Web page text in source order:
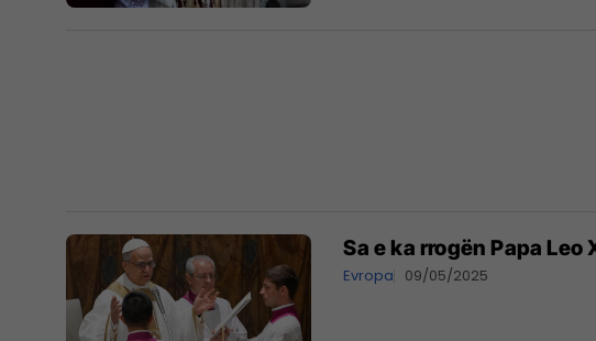
Sa e ka rrogën Papa Leo
Evropa 09/05/2025